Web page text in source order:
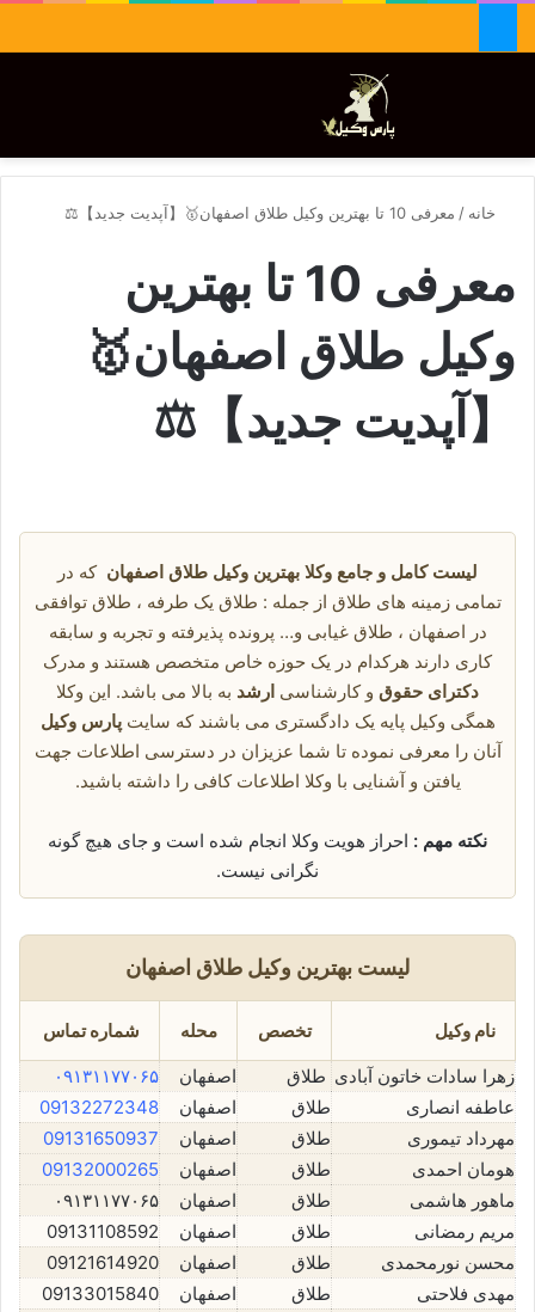
تغییر پوسته
خانه / معرفی 10 تا بهترین وکیل طلاق اصفهان🥇【آپدیت جدید】⚖️
معرفی 10 تا بهترین
وکیل طلاق اصفهان🥇
【آپدیت جدید】⚖️
لیست کامل و جامع وکلا بهترین وکیل طلاق اصفهان که در
تمامی زمینه های طلاق از جمله : طلاق یک طرفه ، طلاق توافقی
در اصفهان ، طلاق غیابی و… پرونده پذیرفته و تجربه و سابقه
کاری دارند هرکدام در یک حوزه خاص متخصص هستند و مدرک
دکترای حقوق و کارشناسی ارشد به بالا می باشد. این وکلا
همگی وکیل پایه یک دادگستری می باشند که سایت پارس وکیل
آنان را معرفی نموده تا شما عزیزان در دسترسی اطلاعات جهت
یافتن و آشنایی با وکلا اطلاعات کافی را داشته باشید.
نکته مهم : احراز هویت وکلا انجام شده است و جای هیچ گونه
نگرانی نیست.
لیست بهترین وکیل طلاق اصفهان
نام وکیل تخصص محله
شماره تماس
زهرا سادات خاتون آبادی طلاق اصفهان
۰۹۱۳۱۱۷۷۰۶۵
عاطفه انصاری
طلاق اصفهان
09132272348
مهرداد تیموری
طلاق اصفهان
09131650937
هومان احمدی
طلاق اصفهان
09132000265
ماهور هاشمی
طلاق اصفهان
۰۹۱۳۱۱۷۷۰۶۵
مریم رمضانی
طلاق اصفهان
09131108592
محسن نورمحمدی
طلاق اصفهان
09121614920
مهدی فلاحتی
طلاق اصفهان
09133015840